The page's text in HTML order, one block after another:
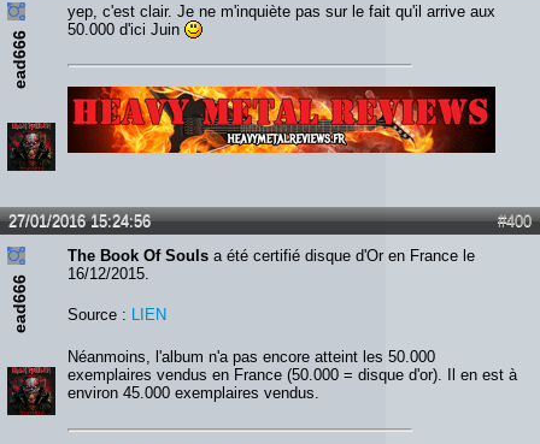
ead666
yep, c'est clair. Je ne m'inquiète pas sur le fait qu'il arrive aux
50.000 d'ici Juin
#400
27/01/2016 15:24:56
ead666
The Book Of Souls a été certifié disque d'Or en France le
16/12/2015.
Source : LIEN
Néanmoins, l'album n'a pas encore atteint les 50.000
exemplaires vendus en France (50.000 = disque d'or). Il en est à
environ 45.000 exemplaires vendus.